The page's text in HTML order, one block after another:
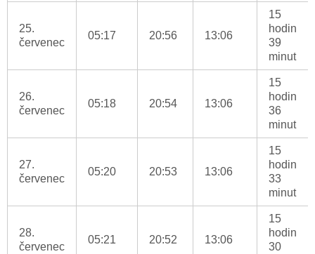
25.
červenec
05:17 20:56 13:06
15
hodin
39
minut
26.
červenec
05:18 20:54 13:06
15
hodin
36
minut
27.
červenec
05:20 20:53 13:06
15
hodin
33
minut
28.
červenec
05:21 20:52 13:06
15
hodin
30